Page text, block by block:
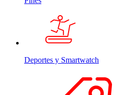
Deportes y Smartwatch